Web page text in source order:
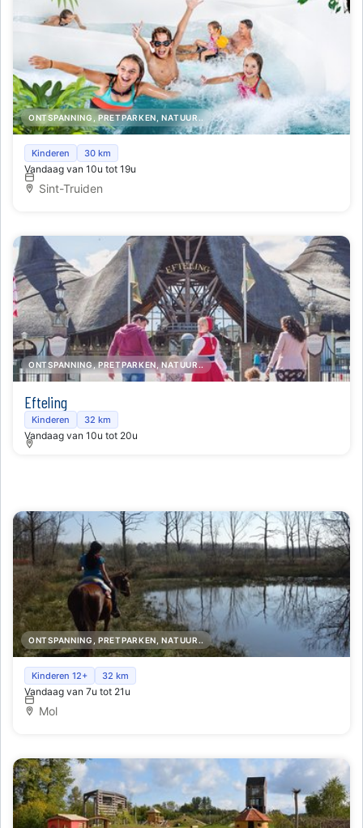
ONTSPANNING, PRETPARKEN, NATUUR..
Zwemmen bij subtropisch zwemparadijs Lago Sint-
Truiden Bloesembad
Kinderen 30 km
Vandaag van 10u tot 19u
Sint-Truiden
ONTSPANNING, PRETPARKEN, NATUUR..
Efteling
Kinderen 32 km
Vandaag van 10u tot 20u
ONTSPANNING, PRETPARKEN, NATUUR..
Bitloze buitenritten te paard ook voor onervaren
mensen
Kinderen 12+ 32 km
Vandaag van 7u tot 21u
Mol